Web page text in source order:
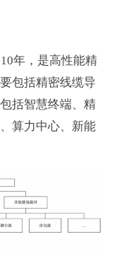
年，是高性能精
包括精密线缆导
括智慧终端、精
算力中心、新能